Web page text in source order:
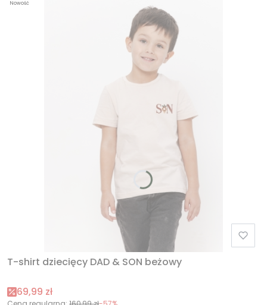
Nowość
T-shirt dziecięcy DAD & SON beżowy
Cena promocyjna
69,99 zł